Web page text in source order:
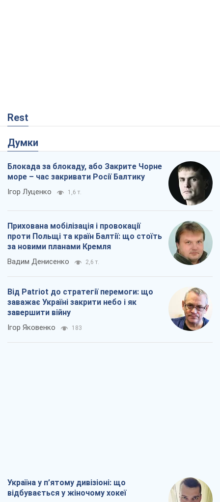
Rest
Думки
Блокада за блокаду, або Закрите Чорне
море – час закривати Росії Балтику
Ігор Луценко 1,6 т.
Прихована мобілізація і провокації
проти Польщі та країн Балтії: що стоїть
за новими планами Кремля
Вадим Денисенко 2,6 т.
Від Patriot до стратегії перемоги: що
заважає Україні закрити небо і як
завершити війну
Ігор Яковенко 183
Україна у п’ятому дивізіоні: що
відбувається у жіночому хокеї